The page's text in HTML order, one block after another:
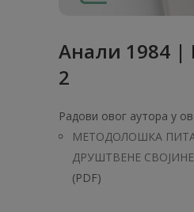
Анaли 1984 |
2
Радови овог аутора у
МЕТОДОЛОШКА
ДРУШТВЕНЕ
(PDF)